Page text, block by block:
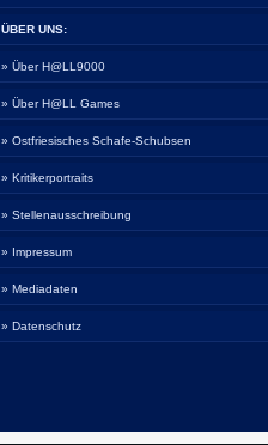
ÜBER UNS:
» Über H@LL9000
» Über H@LL Games
» Ostfriesisches Schafe-Schubsen
» Kritikerportraits
» Stellenausschreibung
» Impressum
» Mediadaten
» Datenschutz